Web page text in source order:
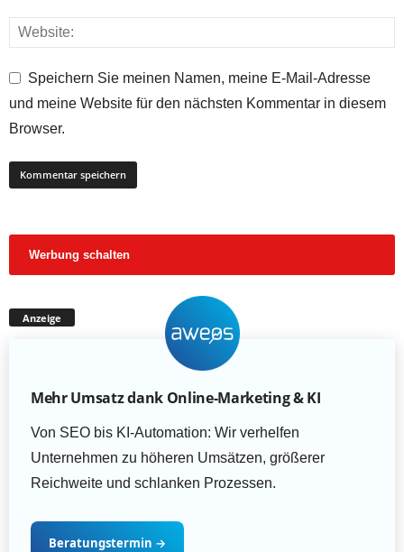
Speichern Sie meinen Namen, meine E-Mail-Adresse
und meine Website für den nächsten Kommentar in diesem
Browser.
Werbung schalten
Anzeige
Mehr Umsatz dank Online-Marketing & KI
Von SEO bis KI-Automation: Wir verhelfen
Unternehmen zu höheren Umsätzen, größerer
Reichweite und schlanken Prozessen.
Beratungstermin →